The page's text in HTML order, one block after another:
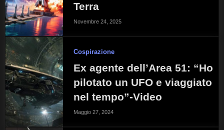
Terra
Novembre 24, 2025
Cospirazione
Ex agente dell’Area 51: “Ho
pilotato un UFO e viaggiato
nel tempo”-Video
Maggio 27, 2024